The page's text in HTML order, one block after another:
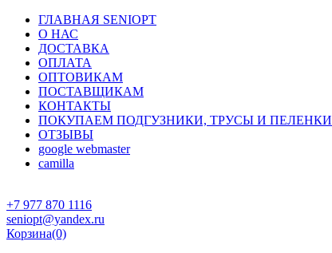
ГЛАВНАЯ SENIOPT
О НАС
ДОСТАВКА
ОПЛАТА
ОПТОВИКАМ
ПОСТАВЩИКАМ
КОНТАКТЫ
ПОКУПАЕМ ПОДГУЗНИКИ, ТРУСЫ И ПЕЛЕНКИ
ОТЗЫВЫ
google webmaster
camilla
+7 977 870 1116
seniopt@yandex.ru
Корзина(0)